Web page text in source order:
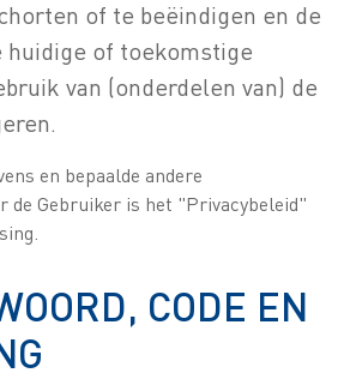
of te beëindigen en de
huidige of toekomstige
van (onderdelen van) de
en bepaalde andere
de Gebruiker is het "Privacybeleid"
CODE EN